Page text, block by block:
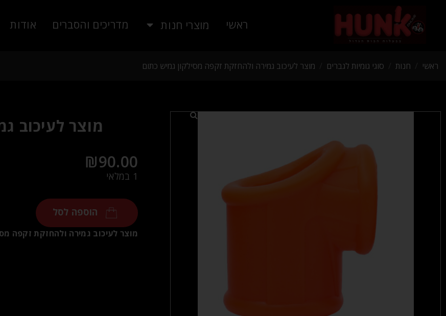
ראשי מוצרי חנות מדריכים והסברים אודות
ראשי חנות סוגי גומיות לגברים מוצר לעיכוב גמירה ולהחזקת זקפה מסילקון גמיש כתום
מוצר לעיכוב
₪90.00
1 במלאי
הוספה לסל
מוצר לעיכוב גמירה ולהחזקת זקפה